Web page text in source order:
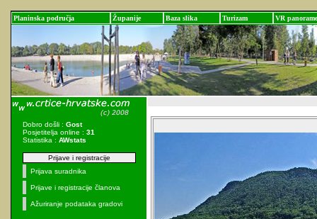
Planinska područja Županije Baza slika Turizam VR panorame
Dobro došli : Gost
Posjetitelja online : 31
Statistika : AWstats
Prijave i registracije
Prijava suradnika
Prijave i registracije članova
Ažuriranje podataka gradovi